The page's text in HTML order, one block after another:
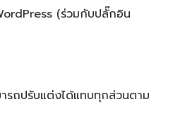
(ร่วมกับปลั๊กอิน
รถปรับแต่งได้แทบทุกส่วนตาม